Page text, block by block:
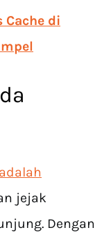
Cache di
jejak
Dengan